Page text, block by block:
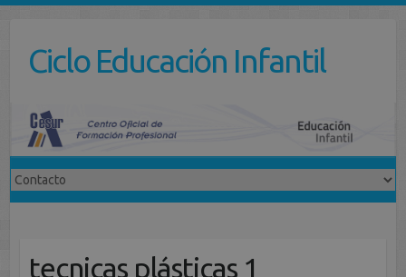
contenidoCiclo Educación Infantil
tecnicas plásticas 1